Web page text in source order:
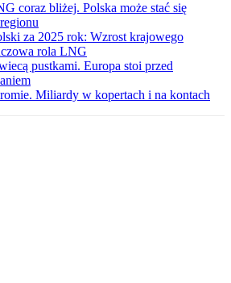
coraz bliżej. Polska może stać się
za 2025 rok: Wzrost krajowego
rola LNG
pustkami. Europa stoi przed
Miliardy w kopertach i na kontach